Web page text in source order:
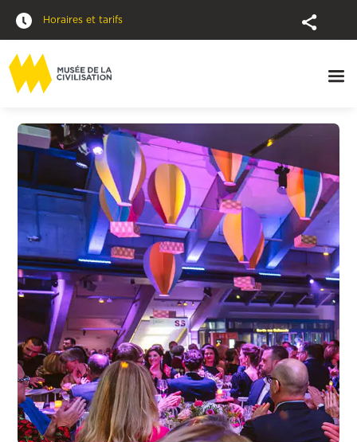
Horaires et tarifs